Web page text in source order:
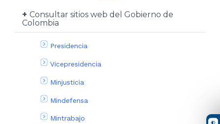
Consultar sitios web del Gobierno de
Colombia
Presidencia
Vicepresidencia
Minjusticia
Mindefensa
Mintrabajo